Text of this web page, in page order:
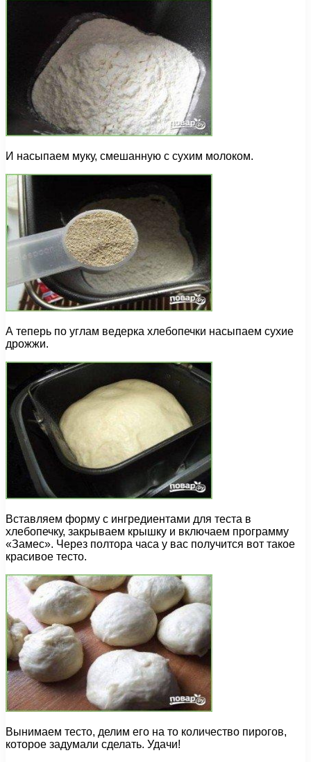
И насыпаем муку, смешанную с сухим молоком.
А теперь по углам ведерка хлебопечки насыпаем сухие
дрожжи.
Вставляем форму с ингредиентами для теста в
хлебопечку, закрываем крышку и включаем программу
«Замес». Через полтора часа у вас получится вот такое
красивое тесто.
Вынимаем тесто, делим его на то количество пирогов,
которое задумали сделать. Удачи!